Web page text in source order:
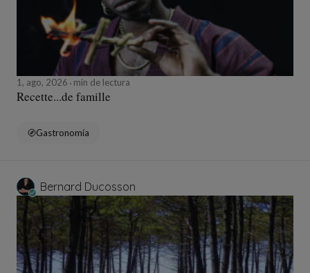
1, ago, 2026 min de lectura
Recette...de famille
Gastronomía
Bernard Ducosson